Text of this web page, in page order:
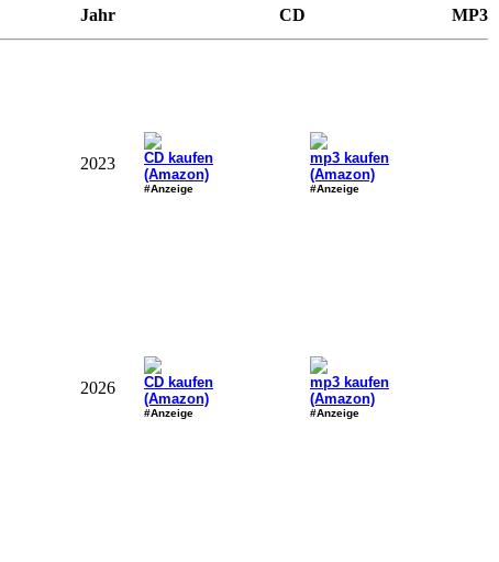
Jahr CD MP3
2023
CD kaufen
(Amazon)
#Anzeige
mp3 kaufen
(Amazon)
#Anzeige
2026
CD kaufen
(Amazon)
#Anzeige
mp3 kaufen
(Amazon)
#Anzeige